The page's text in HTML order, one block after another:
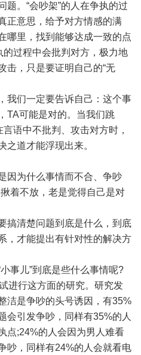
题。“会吵架”的人在争执的过
正意思，给予对方情感的满
哪里，找到能够达成一致的点
的过程中会批判对方，极力地
击，只是要证明自己的“无
我们一定要告诉自己：这个事
TA可能是对的。当我们跳
语中不批判、攻击对方时，
之道才能浮现出来。
因为什么事情而不合、争吵
着不放，老是觉得自己是对
搞清楚问题到底是什么，到底
，才能提出有针对性的解决方
事儿”到底是些什么事情呢?
进行这方面的研究。研究发
洁是争吵的头号诱因，有35%
会引发争吵，同样有35%的人
点;24%的人会因为男人难看
吵，同样有24%的人会就看电